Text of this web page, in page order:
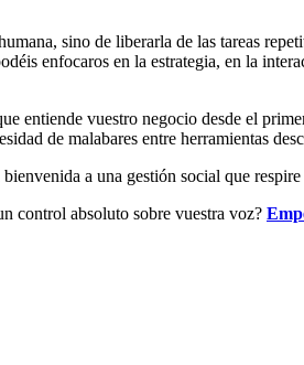
sino de liberarla de las tareas
enfocaros en la estrategia, en la
entiende vuestro negocio desde el
de malabares entre herramientas
a una gestión social que
control absoluto sobre vuestra voz?